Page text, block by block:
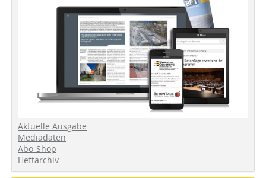
Aktuelle Ausgabe
Mediadaten
Abo-Shop
Heftarchiv